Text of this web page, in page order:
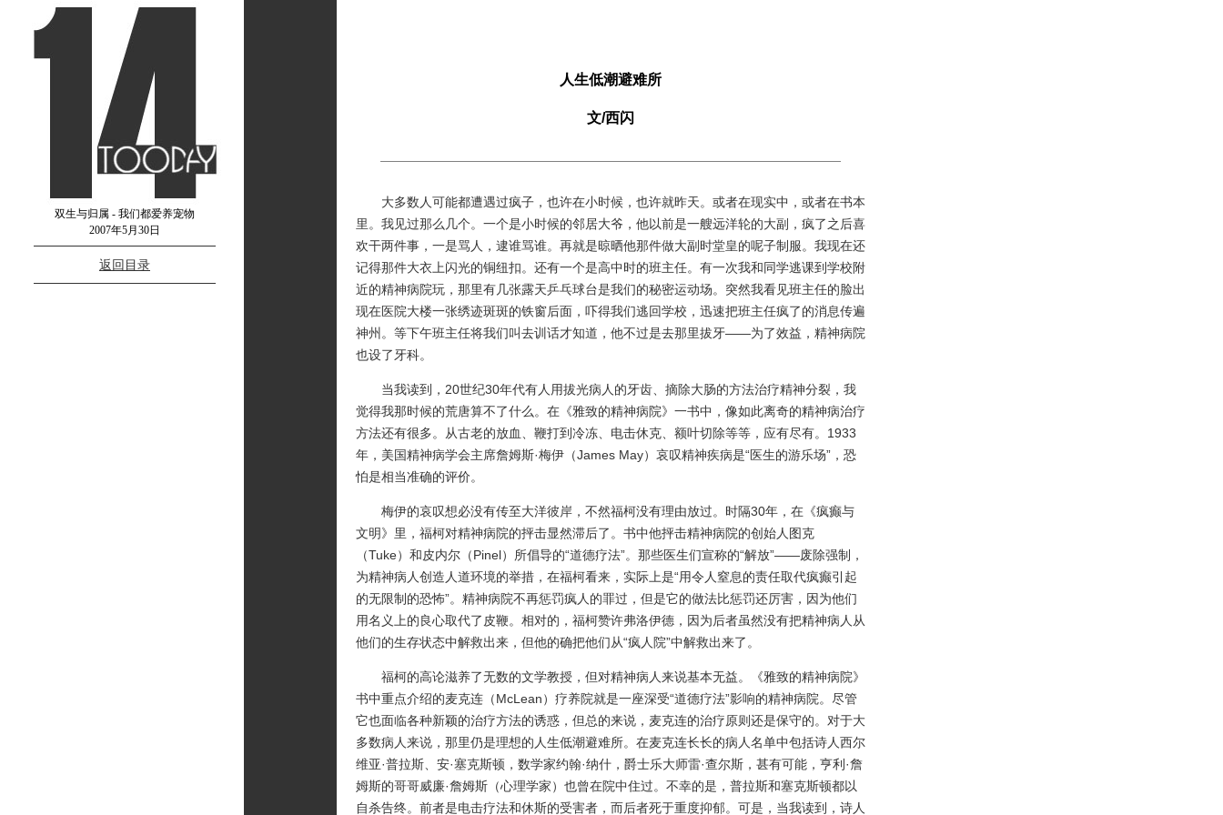
双生与归属 - 我们都爱养宠物
2007年5月30日
返回目录
人生低潮避难所
文/西闪
大多数人可能都遭遇过疯子，也许在小时候，也许就昨天。或者在现实中，或者在书本
里。我见过那么几个。一个是小时候的邻居大爷，他以前是一艘远洋轮的大副，疯了之后喜
欢干两件事，一是骂人，逮谁骂谁。再就是晾晒他那件做大副时堂皇的呢子制服。我现在还
记得那件大衣上闪光的铜纽扣。还有一个是高中时的班主任。有一次我和同学逃课到学校附
近的精神病院玩，那里有几张露天乒乓球台是我们的秘密运动场。突然我看见班主任的脸出
现在医院大楼一张绣迹斑斑的铁窗后面，吓得我们逃回学校，迅速把班主任疯了的消息传遍
神州。等下午班主任将我们叫去训话才知道，他不过是去那里拔牙——为了效益，精神病院
也设了牙科。
当我读到，20世纪30年代有人用拔光病人的牙齿、摘除大肠的方法治疗精神分裂，我
觉得我那时候的荒唐算不了什么。在《雅致的精神病院》一书中，像如此离奇的精神病治疗
方法还有很多。从古老的放血、鞭打到冷冻、电击休克、额叶切除等等，应有尽有。1933
年，美国精神病学会主席詹姆斯·梅伊（James May）哀叹精神疾病是“医生的游乐场”，恐
怕是相当准确的评价。
梅伊的哀叹想必没有传至大洋彼岸，不然福柯没有理由放过。时隔30年，在《疯癫与
文明》里，福柯对精神病院的抨击显然滞后了。书中他抨击精神病院的创始人图克
（Tuke）和皮内尔（Pinel）所倡导的“道德疗法”。那些医生们宣称的“解放”——废除强制，
为精神病人创造人道环境的举措，在福柯看来，实际上是“用令人窒息的责任取代疯癫引起
的无限制的恐怖”。精神病院不再惩罚疯人的罪过，但是它的做法比惩罚还厉害，因为他们
用名义上的良心取代了皮鞭。相对的，福柯赞许弗洛伊德，因为后者虽然没有把精神病人从
他们的生存状态中解救出来，但他的确把他们从“疯人院”中解救出来了。
福柯的高论滋养了无数的文学教授，但对精神病人来说基本无益。《雅致的精神病院》
书中重点介绍的麦克连（McLean）疗养院就是一座深受“道德疗法”影响的精神病院。尽管
它也面临各种新颖的治疗方法的诱惑，但总的来说，麦克连的治疗原则还是保守的。对于大
多数病人来说，那里仍是理想的人生低潮避难所。在麦克连长长的病人名单中包括诗人西尔
维亚·普拉斯、安·塞克斯顿，数学家约翰·纳什，爵士乐大师雷·查尔斯，甚有可能，亨利·詹
姆斯的哥哥威廉·詹姆斯（心理学家）也曾在院中住过。不幸的是，普拉斯和塞克斯顿都以
自杀告终。前者是电击疗法和休斯的受害者，而后者死于重度抑郁。可是，当我读到，诗人